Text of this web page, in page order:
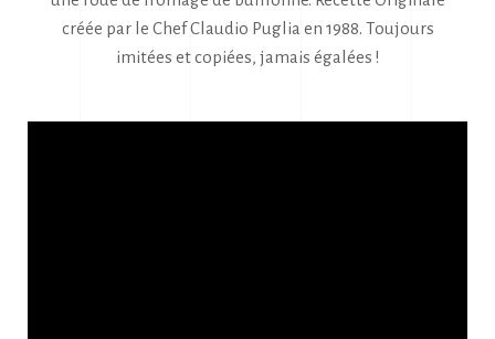
créée par le Chef Claudio Puglia en 1988. Toujours
imitées et copiées, jamais égalées !